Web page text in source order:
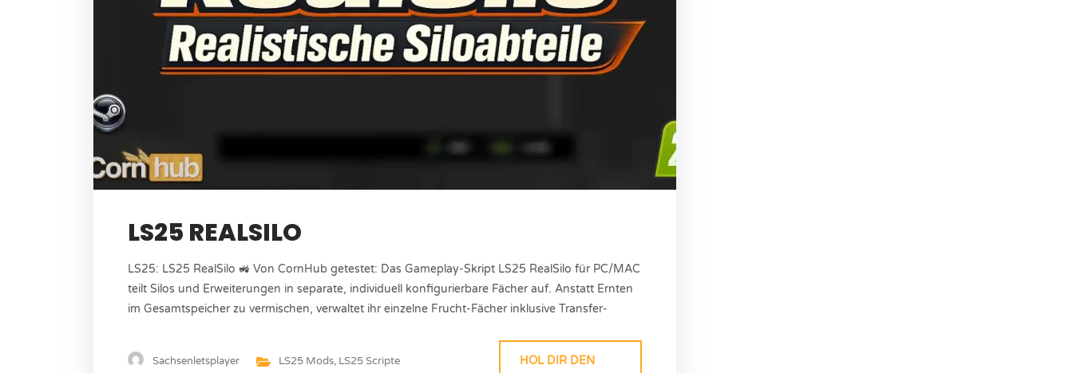
LS25 REALSILO
LS25: LS25 RealSilo 🚜 Von CornHub getestet: Das Gameplay-Skript LS25 RealSilo für PC/MAC
teilt Silos und Erweiterungen in separate, individuell konfigurierbare Fächer auf. Anstatt Ernten
im Gesamtspeicher zu vermischen, verwaltet ihr einzelne Frucht-Fächer inklusive Transfer-
Jo_Vink Version: 1.0.0.0 Größe: 0.14 MB Plattform: PC/MAC Shop-Kategorie:...
Sachsenletsplayer LS25 Mods, LS25 Scripte
HOL DIR DEN